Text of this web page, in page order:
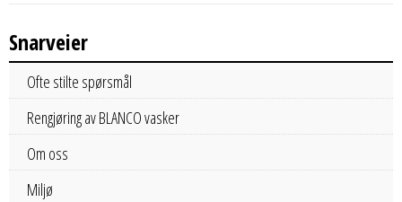
Snarveier
Ofte stilte spørsmål
Rengjøring av BLANCO vasker
Om oss
Miljø